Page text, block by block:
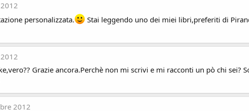
personalizzata.
Stai leggendo uno dei miei libri,preferiti di
Grazie ancora.Perchè non mi scrivi e mi racconti un pò chi sei?
2012